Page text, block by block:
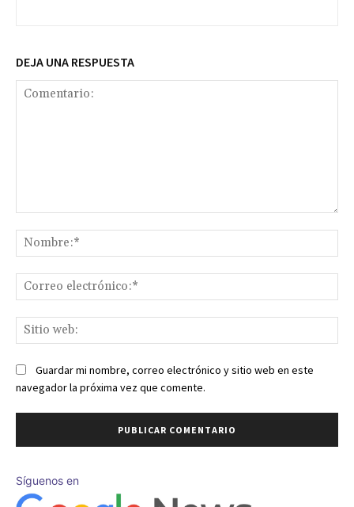
DEJA UNA RESPUESTA
Guardar mi nombre, correo electrónico y sitio web en este
navegador la próxima vez que comente.
Síguenos en